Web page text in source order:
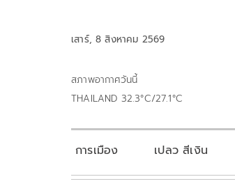
เสาร์, 8 สิงหาคม 2569
สภาพอากาศวันนี้
THAILAND 32.3°C/27.1°C
การเมือง เปลว สีเงิน